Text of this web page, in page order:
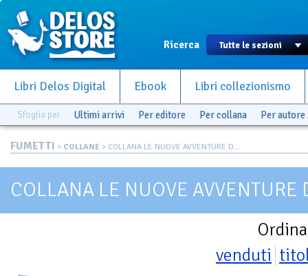
Ricerca
Libri Delos Digital Ebook Libri collezionismo
Sfoglia per Ultimi arrivi Per editore Per collana Per autore
FUMETTI > COLLANE > COLLANA LE NUOVE AVVENTURE D...
COLLANA LE NUOVE AVVENTURE
venduti